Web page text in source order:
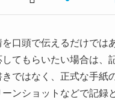
口頭で伝えるだけでは
てもらいたい場合は、
ではなく、正式な手
ンショットなどで記録